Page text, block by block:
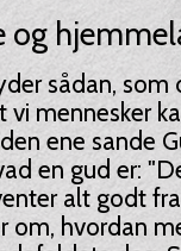
og
sådan, som
vi mennesker
ene sande
en gud er:
alt godt
om, hvordan